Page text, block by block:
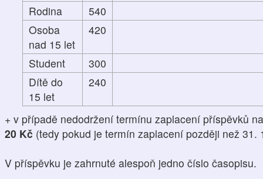
Rodina
540
Osoba
nad 15 let
420
Student
300
Dítě do
15 let
240
+ v případě nedodržení termínu zaplacení příspěvků
20 Kč (tedy pokud je termín zaplacení později než 31.
V příspěvku je zahrnuté alespoň jedno číslo časopisu.